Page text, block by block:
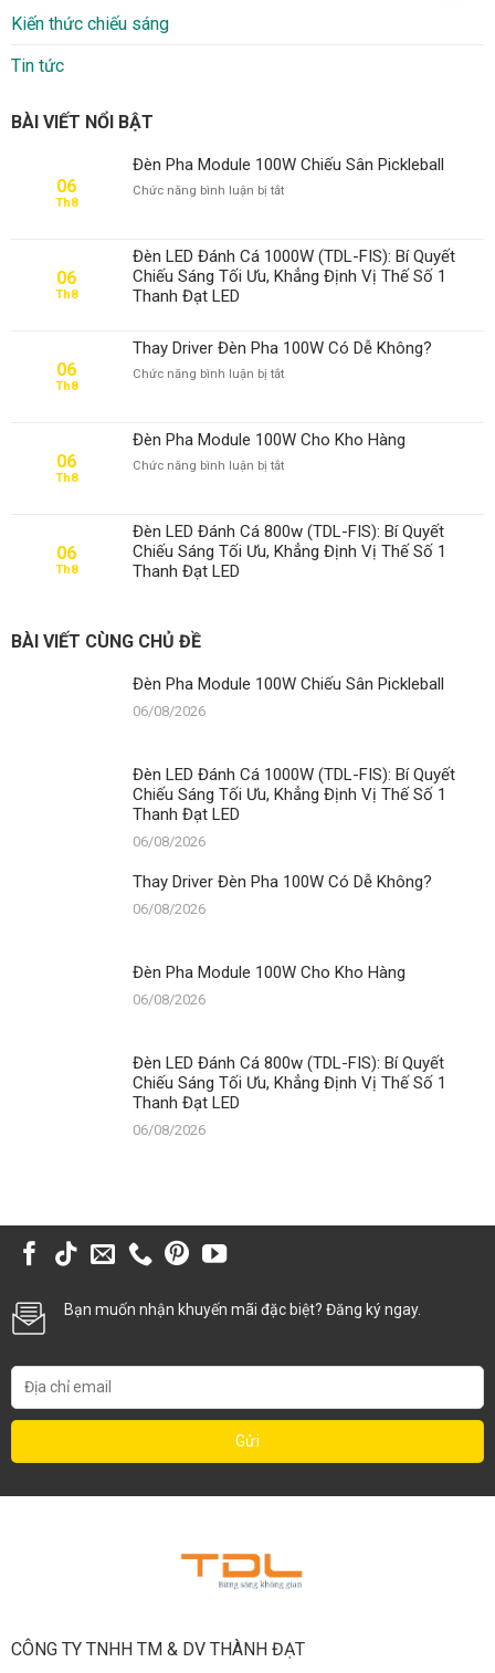
Kiến thức chiếu sáng
Tin tức
BÀI VIẾT NỔI BẬT
06
Th8
Đèn Pha Module 100W Chiếu Sân Pickleball
Chức năng bình luận bị tắtở
Module
100W
Chiếu
06
Th8
Đèn LED Đánh Cá 1000W (TDL-FIS): Bí Quyết
Chiếu Sáng Tối Ưu, Khẳng Định Vị Thế Số 1
Thanh Đạt LED
06
Th8
Thay Driver Đèn Pha 100W Có Dễ Không?
Chức năng bình luận bị tắtở
Pha
100W
Không?
06
Th8
Đèn Pha Module 100W Cho Kho Hàng
Chức năng bình luận bị tắtở
Module
100W
Cho
06
Th8
Đèn LED Đánh Cá 800w (TDL-FIS): Bí Quyết
Chiếu Sáng Tối Ưu, Khẳng Định Vị Thế Số 1
Thanh Đạt LED
BÀI VIẾT CÙNG CHỦ ĐỀ
Đèn Pha Module 100W Chiếu Sân Pickleball
06/08/2026
Đèn LED Đánh Cá 1000W (TDL-FIS): Bí Quyết
Chiếu Sáng Tối Ưu, Khẳng Định Vị Thế Số 1
Thanh Đạt LED
06/08/2026
Thay Driver Đèn Pha 100W Có Dễ Không?
06/08/2026
Đèn Pha Module 100W Cho Kho Hàng
06/08/2026
Đèn LED Đánh Cá 800w (TDL-FIS): Bí Quyết
Chiếu Sáng Tối Ưu, Khẳng Định Vị Thế Số 1
Thanh Đạt LED
06/08/2026
Bạn muốn nhận khuyến mãi đặc biệt? Đăng ký ngay.
CÔNG TY TNHH TM & DV THÀNH ĐẠT